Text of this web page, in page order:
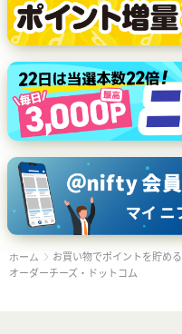
ホーム お買い物でポイントを貯める
オーダーチーズ・ドットコム